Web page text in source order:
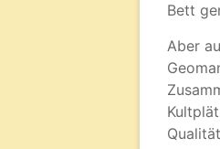
Bett
Aber